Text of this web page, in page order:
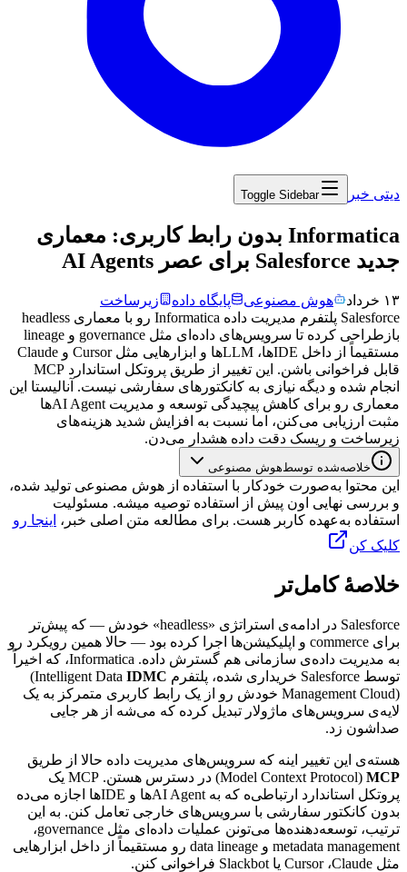
دیتی خبر Toggle Sidebar
‏Informatica بدون رابط کاربری: معماری
جدید Salesforce برای عصر AI Agents
۱۳ خرداد هوش مصنوعی پایگاه داده
زیرساخت
Salesforce پلتفرم مدیریت داده Informatica رو با معماری headless
بازطراحی کرده تا سرویس‌های داده‌ای مثل governance و lineage
مستقیماً از داخل IDEها، LLMها و ابزارهایی مثل Cursor و Claude
قابل فراخوانی باشن. این تغییر از طریق پروتکل استاندارد MCP
انجام شده و دیگه نیازی به کانکتورهای سفارشی نیست. آنالیستا این
معماری رو برای کاهش پیچیدگی توسعه و مدیریت AI Agentها
مثبت ارزیابی می‌کنن، اما نسبت به افزایش شدید هزینه‌های
زیرساخت و ریسک دقت داده هشدار می‌دن.
خلاصه‌شده توسطهوش مصنوعی
این محتوا به‌صورت خودکار با استفاده از هوش مصنوعی تولید شده،
و بررسی نهایی اون پیش از استفاده توصیه میشه. مسئولیت
استفاده به‌عهده کاربر هست. برای مطالعه متن اصلی خبر، اینجا رو
کلیک کن
خلاصهٔ کامل‌تر
Salesforce در ادامه‌ی استراتژی «
headless
» خودش — که پیش‌تر
برای commerce و اپلیکیشن‌ها اجرا کرده بود — حالا همین رویکرد رو
به مدیریت داده‌ی سازمانی هم گسترش داده. Informatica، که اخیراً
توسط Salesforce خریداری شده، پلتفرم IDMC
(Intelligent Data
Management Cloud) خودش رو از یک رابط کاربری متمرکز به یک
لایه‌ی سرویس‌های ماژولار تبدیل کرده که می‌شه از هر جایی
صداشون زد.
هسته‌ی این تغییر اینه که سرویس‌های مدیریت داده حالا از طریق
MCP
(Model Context Protocol) در دسترس هستن. MCP یک
پروتکل استاندارد ارتباطی‌ه که به AI Agentها و IDEها اجازه می‌ده
بدون کانکتور سفارشی با سرویس‌های خارجی تعامل کنن. به این
ترتیب، توسعه‌دهنده‌ها می‌تونن عملیات داده‌ای مثل governance،
metadata management و data lineage رو مستقیماً از داخل ابزارهایی
مثل Claude، Cursor یا Slackbot فراخوانی کنن.